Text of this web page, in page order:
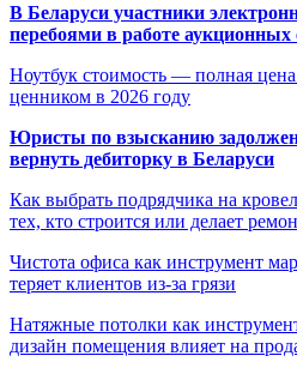
В Беларуси участники
перебоями в работе аукционных
Ноутбук стоимость — полная цена
ценником в 2026 году
Юристы по взысканию
вернуть дебиторку в Беларуси
Как выбрать подрядчика на
тех, кто строится или делает
Чистота офиса как инструмент
теряет клиентов из-за грязи
Натяжные потолки как
дизайн помещения влияет на